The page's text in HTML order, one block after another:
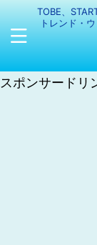
TOBE、
トレンド・
スポンサードリ